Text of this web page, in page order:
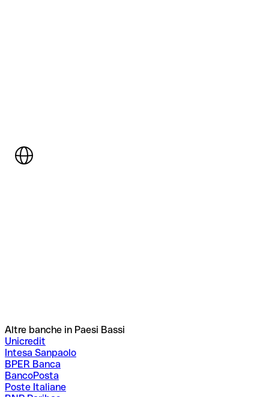
Altre banche in Paesi Bassi
Unicredit
Intesa Sanpaolo
BPER Banca
BancoPosta
Poste Italiane